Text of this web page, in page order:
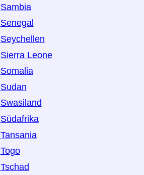
Sambia
Senegal
Seychellen
Sierra Leone
Somalia
Sudan
Swasiland
Südafrika
Tansania
Togo
Tschad